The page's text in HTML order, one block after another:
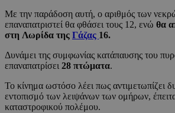
Με την παράδοση αυτή, ο αριθμός των
επαναπατριστεί θα φθάσει τους 12, ενώ θα
στη Λωρίδα της Γάζας 16.
Δυνάμει της συμφωνίας κατάπαυσης του
επαναπατρίσει 28 πτώματα.
Το κίνημα ωστόσο λέει πως αντιμετωπίζει
εντοπισμό των λειψάνων των ομήρων,
καταστροφικού πολέμου.